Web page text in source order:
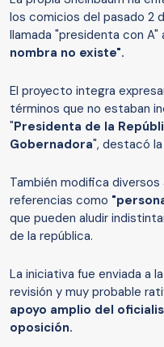
los comicios del pasado 2
llamada "presidenta con A"
nombra no existe".
El proyecto integra
términos que no estaban
"Presidenta de la
Gobernadora", destacó
También modifica
referencias como
que pueden aludir
de la república.
La iniciativa fue enviada a
revisión y muy probable
apoyo amplio del
oposición.